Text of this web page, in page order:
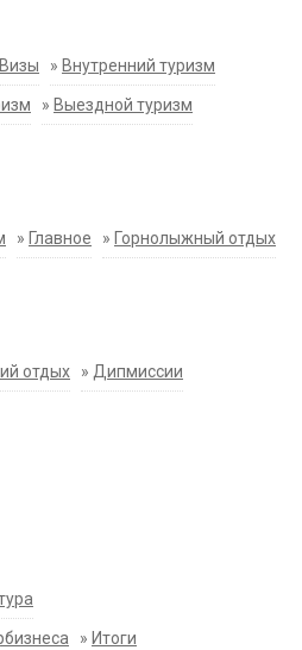
Визы » Внутренний туризм
» Выездной туризм
» Главное » Горнолыжный отдых
отдых » Дипмиссии
» Итоги